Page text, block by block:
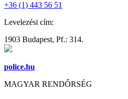
+36 (1) 443 56 51
Levelezési cím:
1903 Budapest, Pf.: 314.
police.hu
MAGYAR RENDŐRSÉG